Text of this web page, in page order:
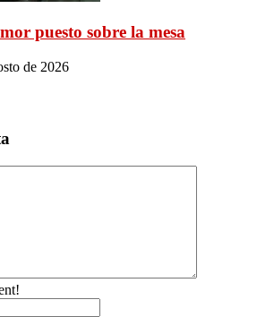
puesto sobre la mesa
de 2026